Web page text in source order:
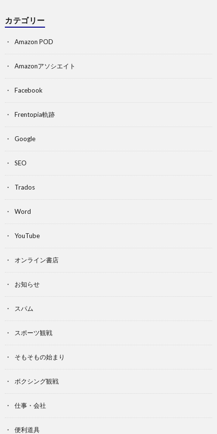
カテゴリー
Amazon POD
Amazonアソシエイト
Facebook
Frentopia軌跡
Google
SEO
Trados
Word
YouTube
オンライン書店
お知らせ
スパム
スポーツ観戦
そもそもの始まり
ボクシング観戦
仕事・会社
便利道具